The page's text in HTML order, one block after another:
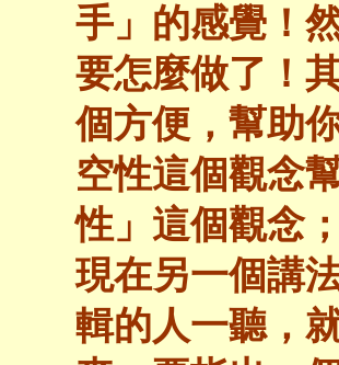
手」的感覺！
要怎麼做了！
個方便，幫助
空性這個觀念
性」這個觀念
現在另一個講
輯的人一聽，